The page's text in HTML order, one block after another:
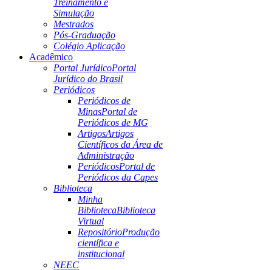
Treinamento e
Simulação
Mestrados
Pós-Graduação
Colégio Aplicação
Acadêmico
Portal JurídicoPortal
Jurídico do Brasil
Periódicos
Periódicos de
MinasPortal de
Periódicos de MG
ArtigosArtigos
Científicos da Área de
Administração
PeriódicosPortal de
Periódicos da Capes
Biblioteca
Minha
BibliotecaBiblioteca
Virtual
RepositórioProdução
científica e
institucional
NEEC